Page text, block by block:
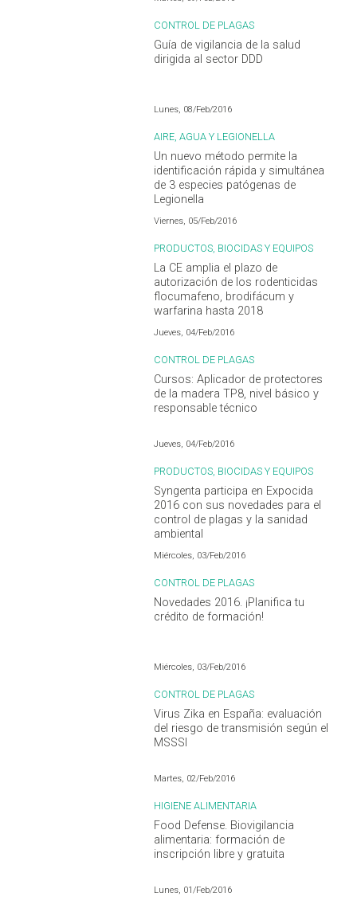
CONTROL DE PLAGAS
Guía de vigilancia de la salud
dirigida al sector DDD
Lunes, 08/Feb/2016
AIRE, AGUA Y LEGIONELLA
Un nuevo método permite la
identificación rápida y simultánea
de 3 especies patógenas de
Legionella
Viernes, 05/Feb/2016
PRODUCTOS, BIOCIDAS Y EQUIPOS
La CE amplia el plazo de
autorización de los rodenticidas
flocumafeno, brodifácum y
warfarina hasta 2018
Jueves, 04/Feb/2016
CONTROL DE PLAGAS
Cursos: Aplicador de protectores
de la madera TP8, nivel básico y
responsable técnico
Jueves, 04/Feb/2016
PRODUCTOS, BIOCIDAS Y EQUIPOS
Syngenta participa en Expocida
2016 con sus novedades para el
control de plagas y la sanidad
ambiental
Miércoles, 03/Feb/2016
CONTROL DE PLAGAS
Novedades 2016. ¡Planifica tu
crédito de formación!
Miércoles, 03/Feb/2016
CONTROL DE PLAGAS
Virus Zika en España: evaluación
del riesgo de transmisión según el
MSSSI
Martes, 02/Feb/2016
HIGIENE ALIMENTARIA
Food Defense. Biovigilancia
alimentaria: formación de
inscripción libre y gratuita
Lunes, 01/Feb/2016